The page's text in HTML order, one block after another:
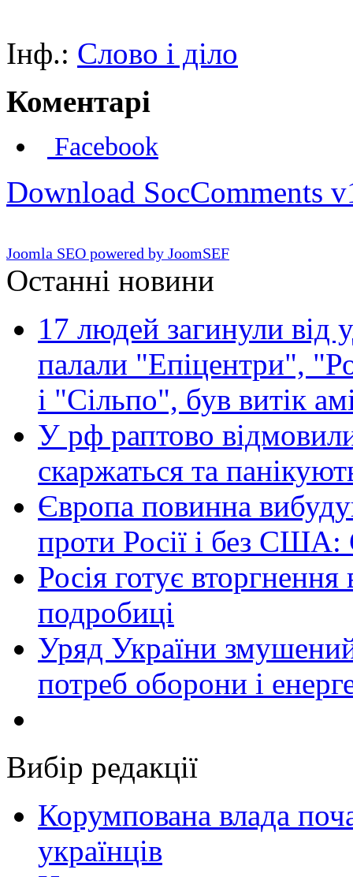
Інф.: Слово і діло
Коментарі
Facebook
Download SocComments
Joomla SEO powered by JoomSEF
Останні новини
17 людей загинули від
палали "Епіцентри",
і "Сільпо", був витік
У рф раптово
скаржаться та
Європа повинна
проти Росії і без США:
Росія готує вторгнення
подробиці
Уряд України
потреб оборони і
Вибір редакції
Корумпована влада
українців